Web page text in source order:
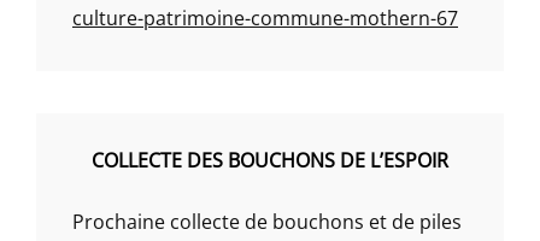
culture-patrimoine-commune-mothern-67
COLLECTE DES BOUCHONS DE L’ESPOIR
Prochaine collecte de bouchons et de piles